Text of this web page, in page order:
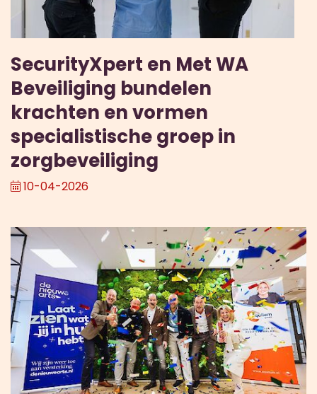
SecurityXpert en Met WA
Beveiliging bundelen
krachten en vormen
specialistische groep in
zorgbeveiliging
10-04-2026